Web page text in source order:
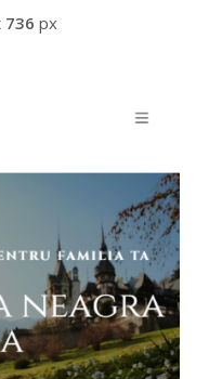
736 px